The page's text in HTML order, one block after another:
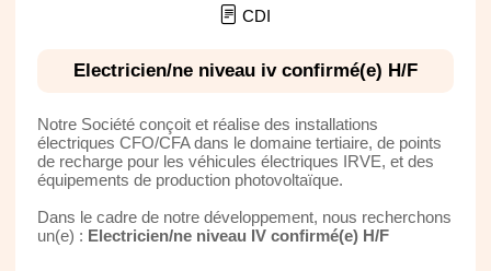
CDI
Electricien/ne niveau iv confirmé(e) H/F
Notre Société conçoit et réalise des installations
électriques CFO/CFA dans le domaine tertiaire, de points
de recharge pour les véhicules électriques IRVE, et des
équipements de production photovoltaïque.
Dans le cadre de notre développement, nous recherchons
un(e) : Electricien/ne niveau IV confirmé(e) H/F